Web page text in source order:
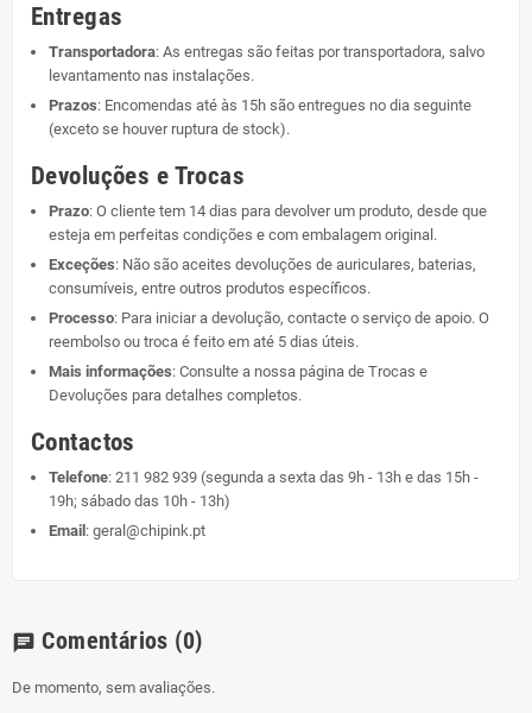
Entregas
Transportadora: As entregas são feitas por transportadora, salvo
levantamento nas instalações.
Prazos: Encomendas até às 15h são entregues no dia seguinte
(exceto se houver ruptura de stock).
Devoluções e Trocas
Prazo: O cliente tem 14 dias para devolver um produto, desde que
esteja em perfeitas condições e com embalagem original.
Exceções: Não são aceites devoluções de auriculares, baterias,
consumíveis, entre outros produtos específicos.
Processo: Para iniciar a devolução, contacte o serviço de apoio. O
reembolso ou troca é feito em até 5 dias úteis.
Mais informações: Consulte a nossa página de Trocas e
Devoluções para detalhes completos.
Contactos
Telefone: 211 982 939 (segunda a sexta das 9h - 13h e das 15h -
19h; sábado das 10h - 13h)
Email : geral@chipink.pt
chat Comentários (0)
De momento, sem avaliações.